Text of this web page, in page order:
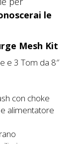
le
Mesh Kit
e 3 Tom da 8″
con choke
alimentatore